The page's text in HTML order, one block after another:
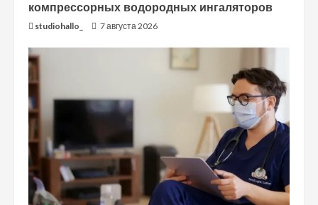
компрессорных водородных ингаляторов
studiohallo_ 7 августа 2026